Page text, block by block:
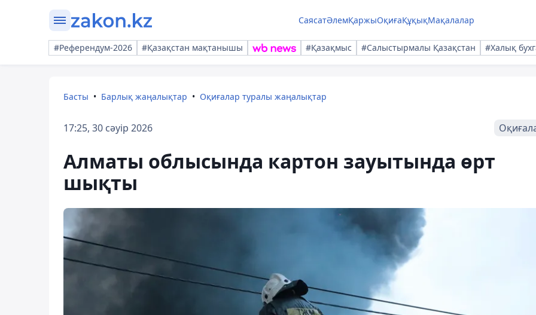
СаясатӘлемҚаржыОқиғаҚұқықМақалалар
#Референдум-2026 #Қазақстан мақтанышы #Қазақмыс #Салыстырмалы Қазақстан #Халық
Басты Барлық жаңалықтар Оқиғалар туралы жаңалықтар
17:25, 30 сәуір 2026
Алматы облысында картон зауытында өрт
шықты